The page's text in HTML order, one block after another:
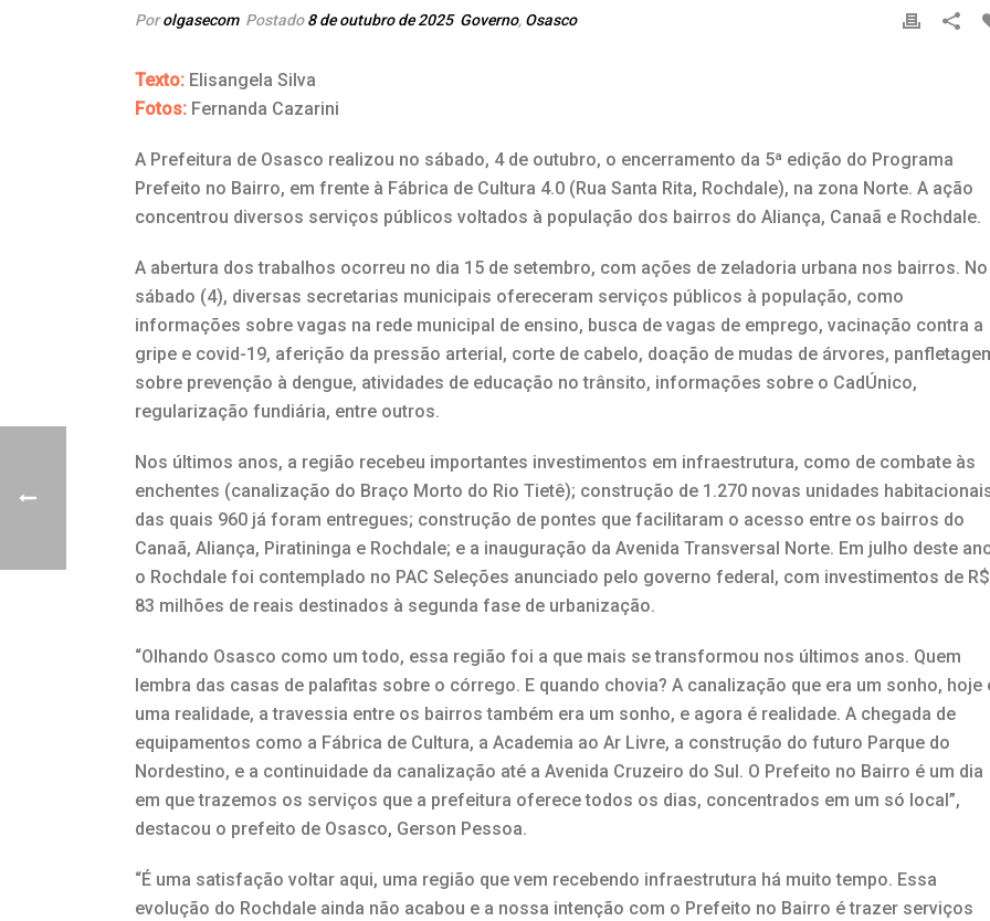
Porolgasecom Postado8 de outubro de 2025 Governo, Osasco
Texto: Elisangela Silva
Fotos: Fernanda Cazarini
A Prefeitura de Osasco realizou no sábado, 4 de outubro, o encerramento da 5ª edição do Programa
Prefeito no Bairro, em frente à Fábrica de Cultura 4.0 (Rua Santa Rita, Rochdale), na zona Norte. A ação
concentrou diversos serviços públicos voltados à população dos bairros do Aliança, Canaã e Rochdale.
A abertura dos trabalhos ocorreu no dia 15 de setembro, com ações de zeladoria urbana nos bairros. No
sábado (4), diversas secretarias municipais ofereceram serviços públicos à população, como
informações sobre vagas na rede municipal de ensino, busca de vagas de emprego, vacinação contra a
gripe e covid-19, aferição da pressão arterial, corte de cabelo, doação de mudas de árvores,
sobre prevenção à dengue, atividades de educação no trânsito, informações sobre o CadÚnico,
regularização fundiária, entre outros.
Nos últimos anos, a região recebeu importantes investimentos em infraestrutura, como de combate às
enchentes (canalização do Braço Morto do Rio Tietê); construção de 1.270 novas unidades
das quais 960 já foram entregues; construção de pontes que facilitaram o acesso entre os bairros do
Canaã, Aliança, Piratininga e Rochdale; e a inauguração da Avenida Transversal Norte. Em julho deste
o Rochdale foi contemplado no PAC Seleções anunciado pelo governo federal, com investimentos de R$
83 milhões de reais destinados à segunda fase de urbanização.
“Olhando Osasco como um todo, essa região foi a que mais se transformou nos últimos anos. Quem
lembra das casas de palafitas sobre o córrego. E quando chovia? A canalização que era um sonho, hoje
uma realidade, a travessia entre os bairros também era um sonho, e agora é realidade. A chegada de
equipamentos como a Fábrica de Cultura, a Academia ao Ar Livre, a construção do futuro Parque do
Nordestino, e a continuidade da canalização até a Avenida Cruzeiro do Sul. O Prefeito no Bairro é um dia
em que trazemos os serviços que a prefeitura oferece todos os dias, concentrados em um só local”,
destacou o prefeito de Osasco, Gerson Pessoa.
“É uma satisfação voltar aqui, uma região que vem recebendo infraestrutura há muito tempo. Essa
evolução do Rochdale ainda não acabou e a nossa intenção com o Prefeito no Bairro é trazer serviços